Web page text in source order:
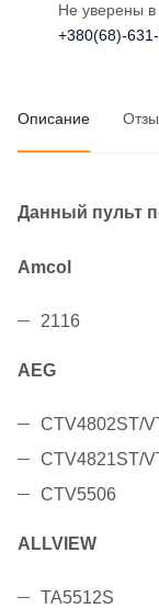
Не уверены в
+380(68)-
Описание
Данный пульт
Amcol
2116
AEG
CTV4802ST/
CTV4821ST/
CTV5506
ALLVIEW
TA5512S